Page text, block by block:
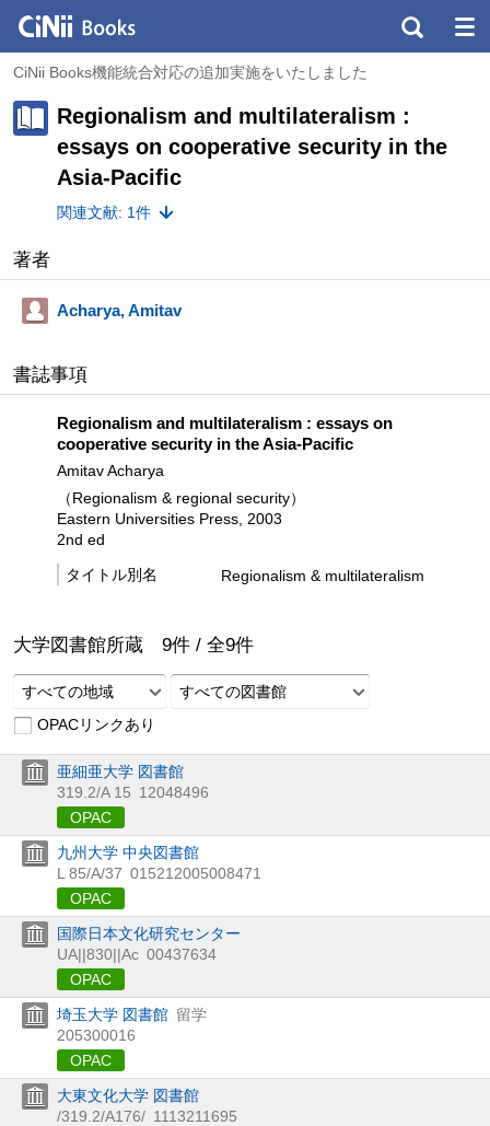
CiNii Books機能統合対応の追加実施をいたしました
Regionalism and multilateralism :
essays on cooperative security in the
Asia-Pacific
関連文献: 1件
著者
Acharya, Amitav
書誌事項
Regionalism and multilateralism : essays on
cooperative security in the Asia-Pacific
Amitav Acharya
（Regionalism & regional security）
Eastern Universities Press, 2003
2nd ed
タイトル別名
Regionalism & multilateralism
大学図書館所蔵 9件 / 全9件
すべての地域
すべての図書館
OPACリンクあり
亜細亜大学 図書館
319.2/A 15 12048496
OPAC
九州大学 中央図書館
L 85/A/37 015212005008471
OPAC
国際日本文化研究センター
UA||830||Ac 00437634
OPAC
埼玉大学 図書館 留学
205300016
OPAC
大東文化大学 図書館
/319.2/A176/ 1113211695